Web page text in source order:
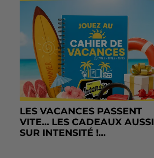
LES VACANCES PASSENT
VITE... LES CADEAUX AUSSI
SUR INTENSITÉ !...